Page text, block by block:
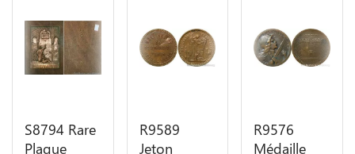
S8794 Rare
Plaque
R9589
Jeton
R9576
Médaille